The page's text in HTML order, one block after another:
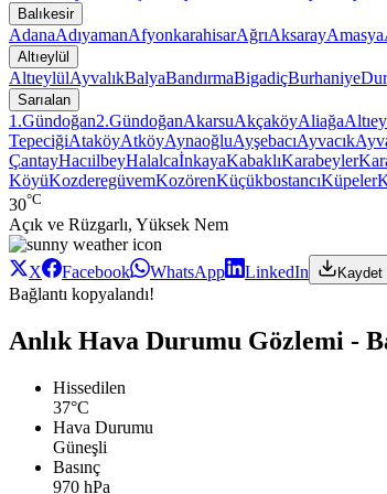
Balıkesir
AdanaAdıyamanAfyonkarahisarAğrıAksarayAmasya
Altıeylül
AltıeylülAyvalıkBalyaBandırmaBigadiçBurhaniye
Sarıalan
1.Gündoğan2.GündoğanAkarsuAkçaköyAliağa
TepeciğiAtaköyAtköyAynaoğluAyşebacıAyvacık
ÇantayHacıilbeyHalalcaİnkayaKabaklıKarabeyler
KöyüKozderegüvemKozörenKüçükbostancıKüpeler
30°C
Açık ve Rüzgarlı, Yüksek Nem
X Facebook WhatsApp LinkedIn Kaydet
Bağlantı kopyalandı!
Anlık Hava Durumu Gözlemi -
Hissedilen
37°C
Hava Durumu
Güneşli
Basınç
970 hPa